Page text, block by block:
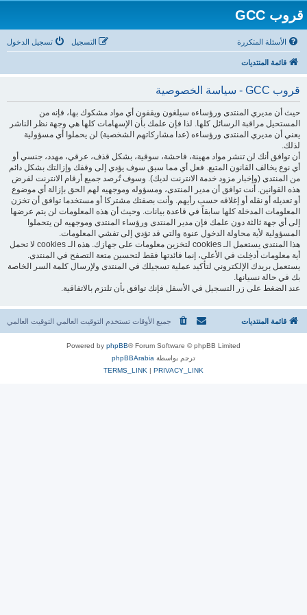
قروب GCC
الأسئلة المتكررة تسجيل الدخول التسجيل
قائمة المنتديات
قروب GCC - سياسة الخصوصية
حيث أن مديري المنتدى ورؤساءه سيلغون ويقفون أي مواد مشكوك بها، فإنه من
المستحيل مراقبة الرسائل كلها. لذا فإن علمك بأن الإسهامات كلها هي وجهة نظر الناشر
يعني أن مديري المنتدى ورؤساءه (عدا مشاركاتهم الشخصية) لن يحملوا أي مسؤولية
لذلك.
أن توافق أنك لن تنشر مواد مهينة، فاحشة، سوقية، بشكل قذف، عرقي، مهدد، جنسي أو
أي نوع يخالف القانون المتبع. فعل أي مما سبق سوف يؤدي إلى وقفك وإزالتك بشكل دائم
من المنتدى (وإخبار مزود خدمة الانترنت لديك). وسوف تُرصد جميع أرقام الانترنت لفرض
هذه القوانين. أنت توافق أن مدير المنتدى، ومسؤوله وموجهيه لهم الحق بإزالة أي موضوع
أو تعديله أو نقله أو إغلاقه حسب رأيهم. وأنت بصفتك مشتركا أو مستخدما توافق أن تخزن
المعلومات المدخلة كلها سابقاً في قاعدة بيانات. وحيث أن هذه المعلومات لن يتم عرضها
إلى أي جهة ثالثة دون علمك فإن مدير المنتدى ورؤساء المنتدى وموجهيه لن يتحملوا
المسؤولية لأية محاولة الدخول عنوة والتي قد تؤدي إلى تفشي المعلومات.
هذا المنتدى يستعمل الـ cookies لتخزين معلومات على جهازك. هذه الـ cookies لا تحمل
أية معلومات أدخِلت في الأعلى، إنما فائدتها فقط لتحسين متعة التصفح في المنتدى.
يستعمل بريدك الإلكتروني لتأكيد عملية تسجيلك في المنتدى ولإرسال كلمة السر الخاصة
بك في حالة نسيانها.
عند الضغط على زر التسجيل في الأسفل فإنك توافق بأن تلتزم بالاتفاقية.
قائمة المنتديات جميع الأوقات تستخدم التوقيت العالمي التوقيت العالمي
Powered by phpBB® Forum Software © phpBB Limited
ترجم بواسطة phpBBArabia
PRIVACY_LINK
|
TERMS_LINK